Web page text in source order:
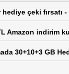
çeki fırsatı
Amazon indirim
30+10+3 GB